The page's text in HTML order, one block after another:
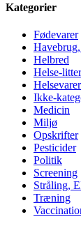
Kategorier
Fødevarer
Helbred
Helse-
Helsevarer
Ikke-
Medicin
Miljø
Opskrifter
Pesticider
Politik
Screening
Stråling,
Træning